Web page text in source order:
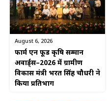
August 6, 2026
फार्म एन फूड कृषि सम्मान
अवार्ड्स–2026 में ग्रामीण
विकास मंत्री भरत सिंह चौधरी ने
किया प्रतिभाग